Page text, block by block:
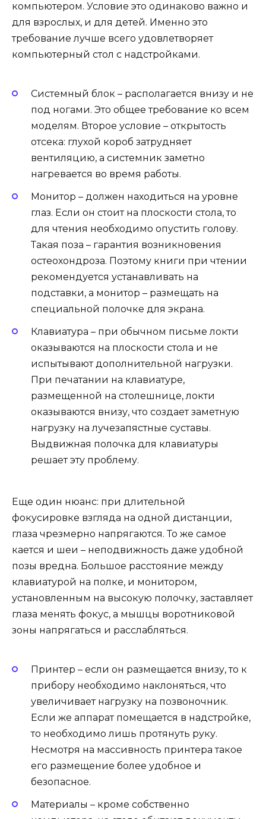
компьютером. Условие это одинаково важно и
для взрослых, и для детей. Именно это
требование лучше всего удовлетворяет
компьютерный стол с надстройками.
Системный блок – располагается внизу и не
под ногами. Это общее требование ко всем
моделям. Второе условие – открытость
отсека: глухой короб затрудняет
вентиляцию, а системник заметно
нагревается во время работы.
Монитор – должен находиться на уровне
глаз. Если он стоит на плоскости стола, то
для чтения необходимо опустить голову.
Такая поза – гарантия возникновения
остеохондроза. Поэтому книги при чтении
рекомендуется устанавливать на
подставки, а монитор – размещать на
специальной полочке для экрана.
Клавиатура – при обычном письме локти
оказываются на плоскости стола и не
испытывают дополнительной нагрузки.
При печатании на клавиатуре,
размещенной на столешнице, локти
оказываются внизу, что создает заметную
нагрузку на лучезапястные суставы.
Выдвижная полочка для клавиатуры
решает эту проблему.
Еще один нюанс: при длительной
фокусировке взгляда на одной дистанции,
глаза чрезмерно напрягаются. То же самое
кается и шеи – неподвижность даже удобной
позы вредна. Большое расстояние между
клавиатурой на полке, и монитором,
установленным на высокую полочку, заставляет
глаза менять фокус, а мышцы воротниковой
зоны напрягаться и расслабляться.
Принтер – если он размещается внизу, то к
прибору необходимо наклоняться, что
увеличивает нагрузку на позвоночник.
Если же аппарат помещается в надстройке,
то необходимо лишь протянуть руку.
Несмотря на массивность принтера такое
его размещение более удобное и
безопасное.
Материалы – кроме собственно